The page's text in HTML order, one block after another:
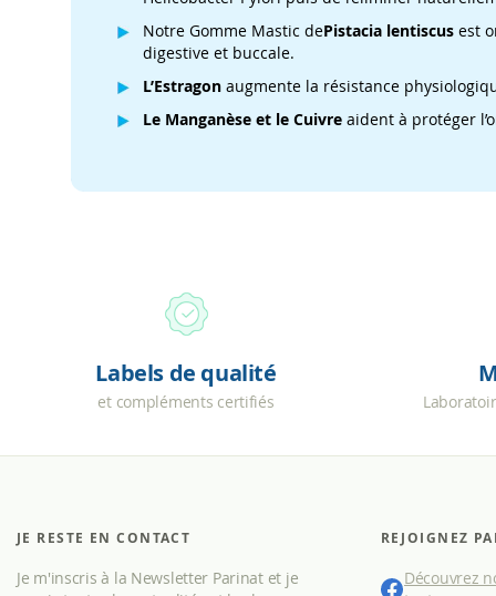
Notre Gomme Mastic dePistacia lentiscus est
digestive et buccale.
L’Estragon augmente la résistance
Le Manganèse et le Cuivre aident à protéger
Labels de qualité
et compléments certifiés
JE RESTE EN CONTACT
Je m'inscris à la Newsletter Parinat et je
REJOIGNEZ
Découvrez